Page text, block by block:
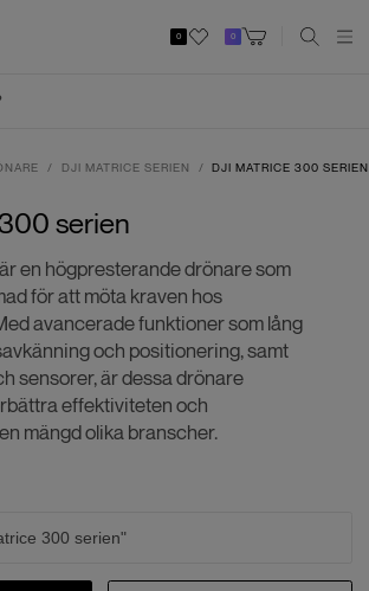
0 0
DJI MATRICE SERIEN DJI MATRICE 300 SERIEN
serien
en högpresterande drönare som
för att möta kraven hos
avancerade funktioner som lång
och positionering, samt
sensorer, är dessa drönare
effektiviteten och
mängd olika branscher.